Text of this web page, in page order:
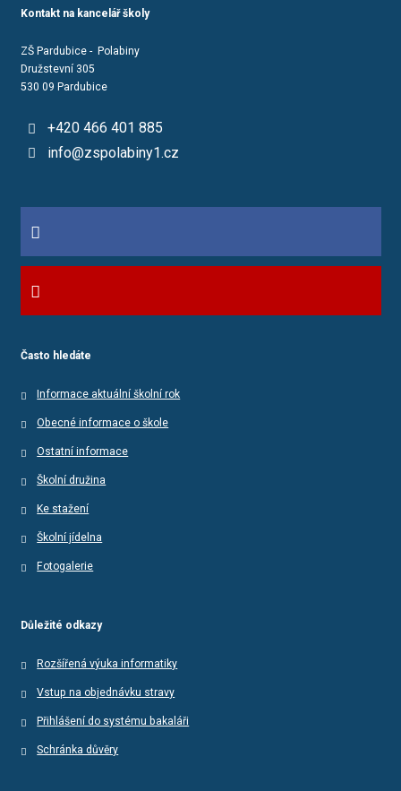
Kontakt na kancelář školy
ZŠ Pardubice - Polabiny
Družstevní 305
530 09 Pardubice
+420 466 401 885
info@zspolabiny1.cz
Často hledáte
Informace aktuální školní rok
Obecné informace o škole
Ostatní informace
Školní družina
Ke stažení
Školní jídelna
Fotogalerie
Důležité odkazy
Rozšířená výuka informatiky
Vstup na objednávku stravy
Přihlášení do systému bakaláři
Schránka důvěry